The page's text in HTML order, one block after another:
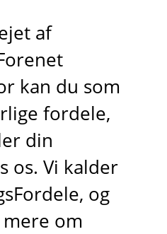
af
kan du som
fordele,
din
os. Vi kalder
og
om